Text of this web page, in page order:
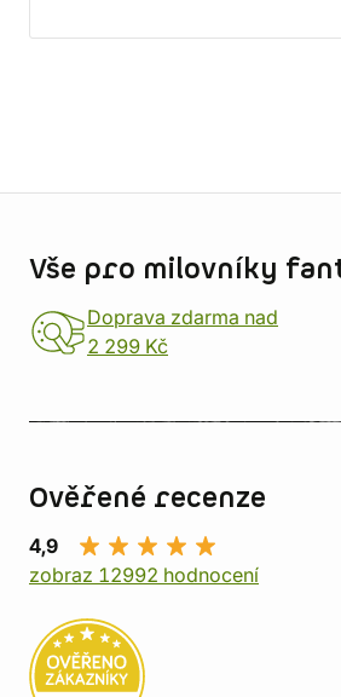
Vše pro milovníky
Doprava zdarma nad
2 299 Kč
Ověřené recenze
4,9
zobraz 12992 hodnocení